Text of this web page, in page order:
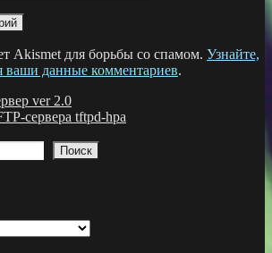
Akismet для борьбы со спамом. Узнайте,
ваши данные комментариев.
ver 2.0
сервера tftpd-hpa
Поиск